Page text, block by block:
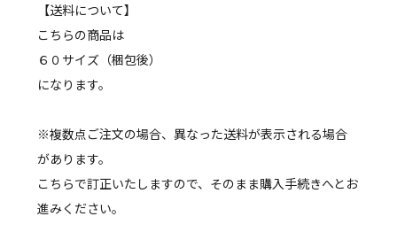
【送料について】
こちらの商品は
６０サイズ（梱包後）
になります。
※複数点ご注文の場合、異なった送料が表示される場合
があります。
こちらで訂正いたしますので、そのまま購入手続きへとお
進みください。